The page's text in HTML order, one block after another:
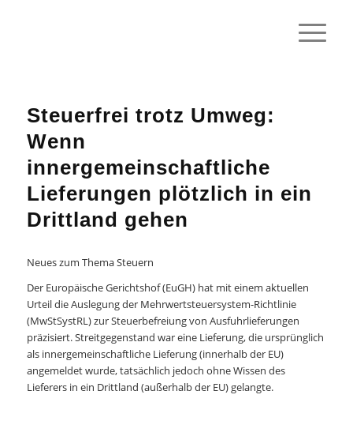
Steuerfrei trotz Umweg:
Wenn
innergemeinschaftliche
Lieferungen plötzlich in ein
Drittland gehen
Neues zum Thema Steuern
Der Europäische Gerichtshof (EuGH) hat mit einem aktuellen
Urteil die Auslegung der Mehrwertsteuersystem-Richtlinie
(MwStSystRL) zur Steuerbefreiung von Ausfuhrlieferungen
präzisiert. Streitgegenstand war eine Lieferung, die ursprünglich
als innergemeinschaftliche Lieferung (innerhalb der EU)
angemeldet wurde, tatsächlich jedoch ohne Wissen des
Lieferers in ein Drittland (außerhalb der EU) gelangte.